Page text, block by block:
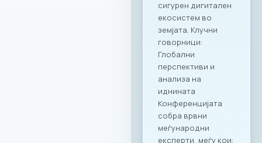
придобивките од
специјално
креираната
програма важат за
сите капацитети во
рамките на Ragusa
Group,
овозможувајќи им
на членките избор
на соодветен
амбиент за секоја